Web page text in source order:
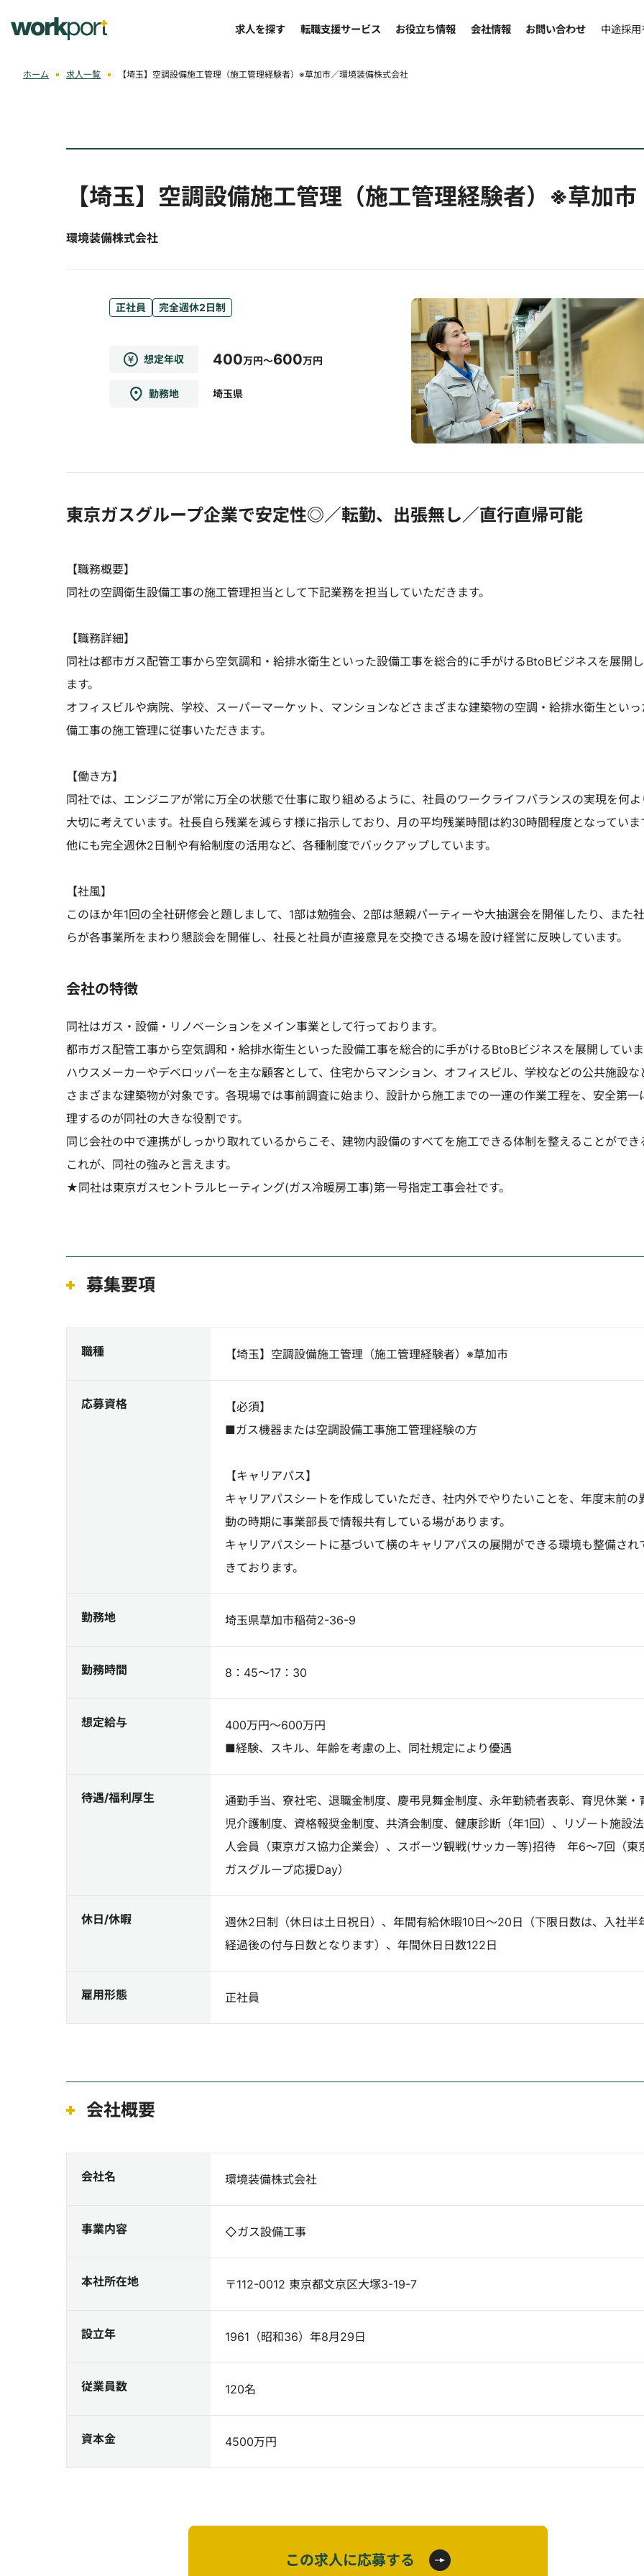
求人を探す 転職支援サービス お役立ち情報 会社情報 お問い合わせ 中途採
ホーム 求人一覧 【埼玉】空調設備施工管理（施工管理経験者）※草加市／環境装備株式会社
【埼玉】空調設備施工管理（施工管理経験者）※草加市
環境装備株式会社
正社員 完全週休2日制
想定年収 400万円～600万円
勤務地 埼玉県
東京ガスグループ企業で安定性◎／転勤、出張無し／直行直帰可能
【職務概要】
同社の空調衛生設備工事の施工管理担当として下記業務を担当していただきます。
【職務詳細】
同社は都市ガス配管工事から空気調和・給排水衛生といった設備工事を総合的に手がけるBtoBビジネスを展開
ます。
オフィスビルや病院、学校、スーパーマーケット、マンションなどさまざまな建築物の空調・給排水衛生といっ
備工事の施工管理に従事いただきます。
【働き方】
同社では、エンジニアが常に万全の状態で仕事に取り組めるように、社員のワークライフバランスの実現を何よ
大切に考えています。社長自ら残業を減らす様に指示しており、月の平均残業時間は約30時間程度となっていま
他にも完全週休2日制や有給制度の活用など、各種制度でバックアップしています。
【社風】
このほか年1回の全社研修会と題しまして、1部は勉強会、2部は懇親パーティーや大抽選会を開催したり、また
らが各事業所をまわり懇談会を開催し、社長と社員が直接意見を交換できる場を設け経営に反映しています。
会社の特徴
同社はガス・設備・リノベーションをメイン事業として行っております。
都市ガス配管工事から空気調和・給排水衛生といった設備工事を総合的に手がけるBtoBビジネスを展開してい
ハウスメーカーやデベロッパーを主な顧客として、住宅からマンション、オフィスビル、学校などの公共施設な
さまざまな建築物が対象です。各現場では事前調査に始まり、設計から施工までの一連の作業工程を、安全第一
理するのが同社の大きな役割です。
同じ会社の中で連携がしっかり取れているからこそ、建物内設備のすべてを施工できる体制を整えることができ
これが、同社の強みと言えます。
★同社は東京ガスセントラルヒーティング(ガス冷暖房工事)第一号指定工事会社です。
募集要項
職種 【埼玉】空調設備施工管理（施工管理経験者）※草加市
応募資格
【必須】
■ガス機器または空調設備工事施工管理経験の方
【キャリアパス】
キャリアパスシートを作成していただき、社内外でやりたいことを、年度末前の
動の時期に事業部長で情報共有している場があります。
キャリアパスシートに基づいて横のキャリアパスの展開ができる環境も整備され
きております。
勤務地 埼玉県草加市稲荷2-36-9
勤務時間 8：45～17：30
想定給与
400万円～600万円
■経験、スキル、年齢を考慮の上、同社規定により優遇
待遇/福利厚生
通勤手当、寮社宅、退職金制度、慶弔見舞金制度、永年勤続者表彰、育児休業・
児介護制度、資格報奨金制度、共済会制度、健康診断（年1回）、リゾート施設法
人会員（東京ガス協力企業会）、スポーツ観戦(サッカー等)招待 年6～7回（東
ガスグループ応援Day）
休日/休暇
週休2日制（休日は土日祝日）、年間有給休暇10日～20日（下限日数は、入社半
経過後の付与日数となります）、年間休日日数122日
雇用形態 正社員
会社概要
会社名 環境装備株式会社
事業内容 ◇ガス設備工事
本社所在地 〒112-0012 東京都文京区大塚3-19-7
設立年 1961（昭和36）年8月29日
従業員数 120名
資本金 4500万円
この求人に応募する